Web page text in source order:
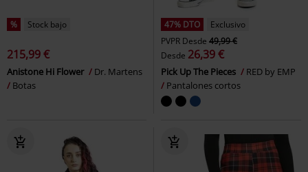
% Stock bajo
215,99 €
Anistone Hi Flower
Dr. Martens
Botas
47% DTO
Exclusivo
PVPR Desde 49,99 €
Desde 26,39 €
Pick Up The Pieces
RED by EMP
Pantalones cortos